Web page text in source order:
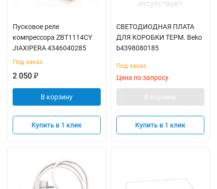
Пусковое реле
компрессора ZBT1114CY
JIAXIPERA 4346040285
Под заказ
2 050 ₽
В корзину
Купить в 1 клик
СВЕТОДИОДНАЯ ПЛАТА
ДЛЯ КОРОБКИ ТЕРМ. Beko
b4398080185
Под заказ
Цена по запросу
В корзину
Купить в 1 клик